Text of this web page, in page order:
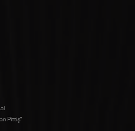
Pittiş"